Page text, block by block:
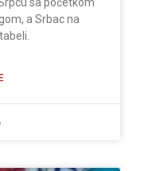
a Srbac na